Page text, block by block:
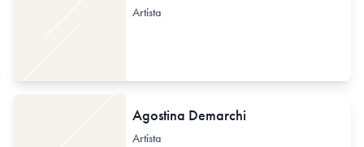
Artista
Agostina Demarchi
Artista